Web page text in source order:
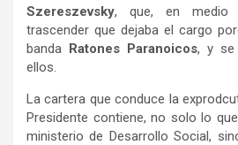
Szereszevsky, que, en medio
trascender que dejaba el cargo
banda Ratones Paranoicos, y se
ellos.
La cartera que conduce la
Presidente contiene, no solo lo
ministerio de Desarrollo Social,